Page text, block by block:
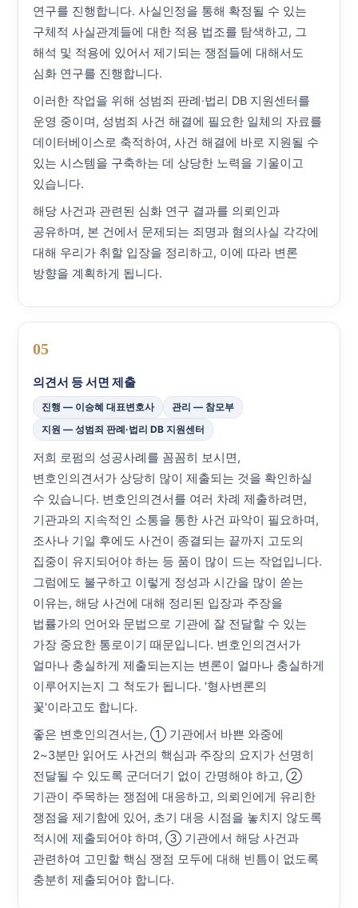
연구를 진행합니다. 사실인정을 통해 확정될 수 있는
구체적 사실관계들에 대한 적용 법조를 탐색하고, 그
해석 및 적용에 있어서 제기되는 쟁점들에 대해서도
심화 연구를 진행합니다.
이러한 작업을 위해 성범죄 판례·법리 DB 지원센터를
운영 중이며, 성범죄 사건 해결에 필요한 일체의 자료를
데이터베이스로 축적하여, 사건 해결에 바로 지원될 수
있는 시스템을 구축하는 데 상당한 노력을 기울이고
있습니다.
해당 사건과 관련된 심화 연구 결과를 의뢰인과
공유하며, 본 건에서 문제되는 죄명과 혐의사실 각각에
대해 우리가 취할 입장을 정리하고, 이에 따라 변론
방향을 계획하게 됩니다.
05
의견서 등 서면 제출
진행 — 이승혜 대표변호사
관리 — 참모부
지원 — 성범죄 판례·법리 DB 지원센터
저희 로펌의 성공사례를 꼼꼼히 보시면,
변호인의견서가 상당히 많이 제출되는 것을 확인하실
수 있습니다. 변호인의견서를 여러 차례 제출하려면,
기관과의 지속적인 소통을 통한 사건 파악이 필요하며,
조사나 기일 후에도 사건이 종결되는 끝까지 고도의
집중이 유지되어야 하는 등 품이 많이 드는 작업입니다.
그럼에도 불구하고 이렇게 정성과 시간을 많이 쏟는
이유는, 해당 사건에 대해 정리된 입장과 주장을
법률가의 언어와 문법으로 기관에 잘 전달할 수 있는
가장 중요한 통로이기 때문입니다. 변호인의견서가
얼마나 충실하게 제출되는지는 변론이 얼마나 충실하게
이루어지는지 그 척도가 됩니다. '형사변론의
꽃'이라고도 합니다.
좋은 변호인의견서는, ① 기관에서 바쁜 와중에
2~3분만 읽어도 사건의 핵심과 주장의 요지가 선명히
전달될 수 있도록 군더더기 없이 간명해야 하고, ②
기관이 주목하는 쟁점에 대응하고, 의뢰인에게 유리한
쟁점을 제기함에 있어, 초기 대응 시점을 놓치지 않도록
적시에 제출되어야 하며, ③ 기관에서 해당 사건과
관련하여 고민할 핵심 쟁점 모두에 대해 빈틈이 없도록
충분히 제출되어야 합니다.